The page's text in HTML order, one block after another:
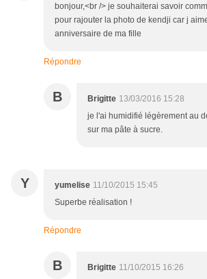
bonjour,<br /> je souhaiterai savoir
pour rajouter la photo de kendji car j
anniversaire de ma fille
Répondre
B Brigitte 13/03/2016 15:28
je l'ai humidifié légèrement au
sur ma pâte à sucre.
Y yumelise 11/10/2015 15:45
Superbe réalisation !
Répondre
B Brigitte 11/10/2015 16:26